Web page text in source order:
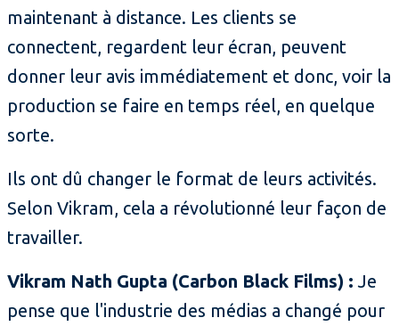
maintenant à distance. Les clients se
connectent, regardent leur écran, peuvent
donner leur avis immédiatement et donc, voir la
production se faire en temps réel, en quelque
sorte.
Ils ont dû changer le format de leurs activités.
Selon Vikram, cela a révolutionné leur façon de
travailler.
Vikram Nath Gupta (Carbon Black Films) : Je
pense que l'industrie des médias a changé pour